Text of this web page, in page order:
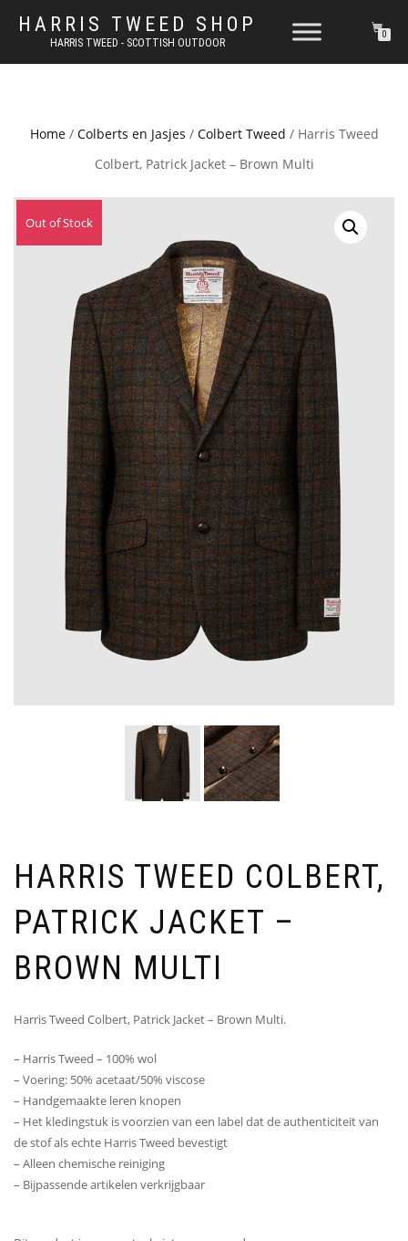
HARRIS TWEED SHOP
HARRIS TWEED - SCOTTISH OUTDOOR
0
Home/ Colberts en Jasjes / Colbert Tweed / Harris Tweed
Colbert, Patrick Jacket – Brown Multi
Out of Stock
HARRIS TWEED COLBERT,
PATRICK JACKET –
BROWN MULTI
Harris Tweed Colbert, Patrick Jacket – Brown Multi.
– Harris Tweed – 100% wol
– Voering: 50% acetaat/50% viscose
– Handgemaakte leren knopen
– Het kledingstuk is voorzien van een label dat de authenticiteit van
de stof als echte Harris Tweed bevestigt
– Alleen chemische reiniging
– Bijpassende artikelen verkrijgbaar